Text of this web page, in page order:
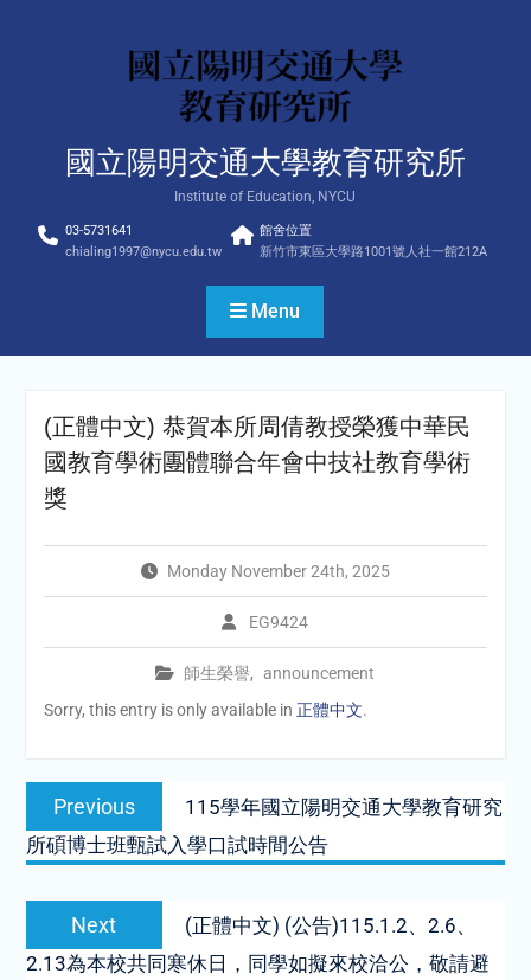
國立陽明交通大學教育研究所
Institute of Education, NYCU
03-5731641
chialing1997@nycu.edu.tw
館舍位置
新竹市東區大學路1001號人社一館212A
Menu
(正體中文) 恭賀本所周倩教授榮獲中華民
國教育學術團體聯合年會中技社教育學術
獎
Monday November 24th, 2025
EG9424
師生榮譽, announcement
Sorry, this entry is only available in 正體中文.
Post
navigation
Previous
Previous
post:
115學年國立陽明交通大學教育研究
所碩博士班甄試入學口試時間公告
Next
Next
post:
(正體中文) (公告)115.1.2、2.6、
2.13為本校共同寒休日，同學如擬來校洽公，敬請避